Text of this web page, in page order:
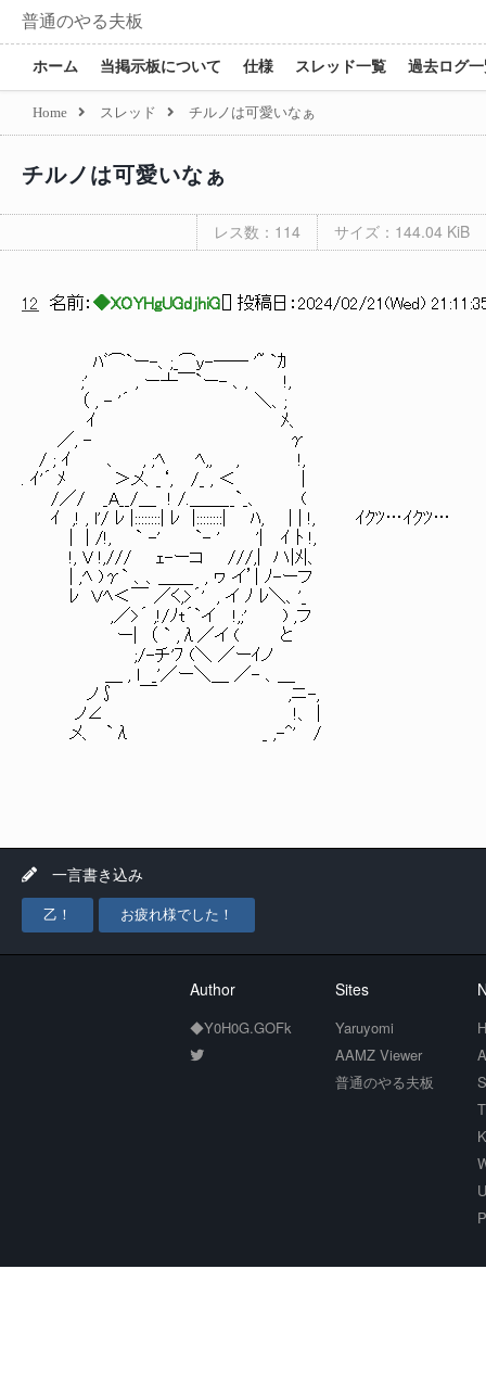
普通のやる夫板
ホーム 当掲示板について 仕様 スレッド一覧 過去ログ
Home スレッド チルノは可愛いなぁ
チルノは可愛いなぁ
レス数：114 サイズ：144.04 KiB
12 名前： ◆XOYHgUGdjhiG ] 投稿日： 2024/02/21(Wed)
ﾊﾞ⌒`ー-、;_⌒ｙ-―― '~ `ｶ
;' , ー┴￣`ー- 、, !,
（ , - '´ ＼、;
ｲ ﾒ、
／, - γ
/ ; ｲ 、 , ;ﾍ ﾍ,, , !,
. ｲ'´ ﾒ ＞メ、_‘, /_ , ＜ |
/／/ _A__/＿ ! /.＿＿__`_、 (
ｲ ,! , l'/ ﾚ |::::::::| ﾚ |::::::::| ﾊ, | | !, ｲｸﾂ…ｲｸﾂ…
| | /!, ` -' `- ' '| ｲ ﾄ !,
!, V !,/// ｪ-ーコ ///,| ハ|ﾒ|、
| ,ﾍ )γ` 、、＿＿ , ヮ イ’| ﾉ-ーフ
ﾚ Ｖﾍ＜￣ ／く,>´' , イ ﾉ ﾚ＼、'_
,／>´ ,!/ﾉt´`イ !,;' ) ,フ
ー| （ ` ,λ／イ ( と
;/-チ'ﾌ (＼ ／ーｲノ
＿ , l _'／ー＼＿ ／- 、＿
ノ∫ ￣ ,ニ-,
ノ∠ !、｜
メ、 `λ _ ,-^' /
一言書き込み
乙！ お疲れ様でした！
Author
◆Y0H0G.GOFk
Sites
Yaruyomi
AAMZ Viewer
普通のやる夫板